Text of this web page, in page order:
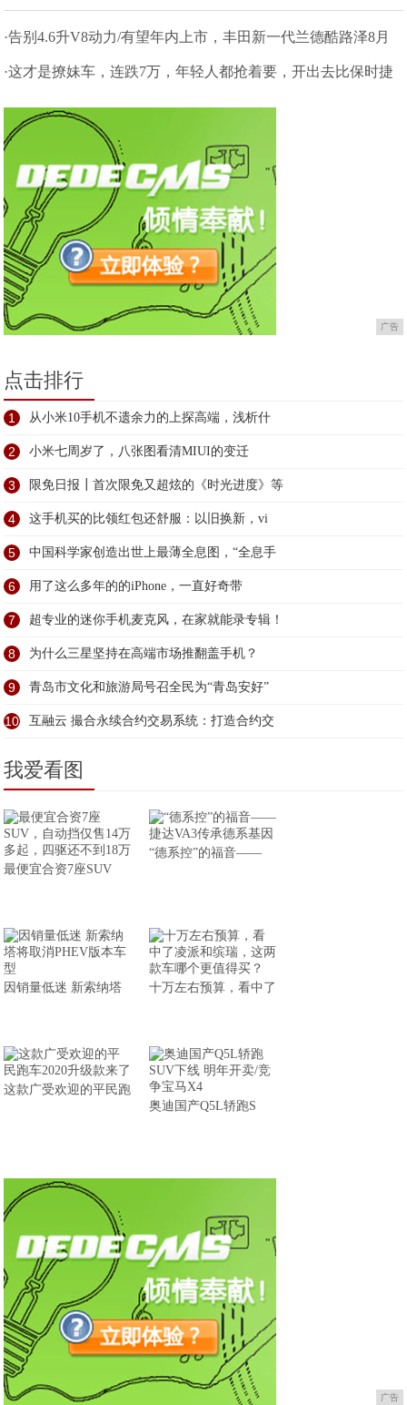
·告别4.6升V8动力/有望年内上市，丰田新一代兰德酷路泽8月
亮相
·这才是撩妹车，连跌7万，年轻人都抢着要，开出去比保时捷
还拉风
广告
点击排行
1 从小米10手机不遗余力的上探高端，浅析什
2 小米七周岁了，八张图看清MIUI的变迁
3 限免日报┃首次限免又超炫的《时光进度》等
4 这手机买的比领红包还舒服：以旧换新，vi
5 中国科学家创造出世上最薄全息图，“全息手
6 用了这么多年的的iPhone，一直好奇带
7 超专业的迷你手机麦克风，在家就能录专辑！
8 为什么三星坚持在高端市场推翻盖手机？
9 青岛市文化和旅游局号召全民为“青岛安好”
10 互融云 撮合永续合约交易系统：打造合约交
我爱看图
最便宜合资7座SUV
“德系控”的福音——
因销量低迷 新索纳塔 十万左右预算，看中了
这款广受欢迎的平民跑
奥迪国产Q5L轿跑S
广告